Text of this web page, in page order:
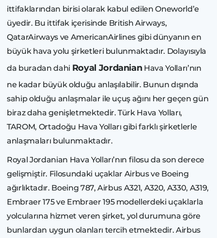
ittifaklarından birisi olarak kabul edilen Oneworld’e
üyedir. Bu ittifak içerisinde British Airways,
QatarAirways ve AmericanAirlines gibi dünyanın en
büyük hava yolu şirketleri bulunmaktadır. Dolayısıyla
da buradan dahi Royal JordanianHava Yolları’nın
ne kadar büyük olduğu anlaşılabilir. Bunun dışında
sahip olduğu anlaşmalar ile uçuş ağını her geçen gün
biraz daha genişletmektedir. Türk Hava Yolları,
TAROM, Ortadoğu Hava Yolları gibi farklı şirketlerle
anlaşmaları bulunmaktadır.
Royal Jordanian Hava Yolları’nın filosu da son derece
gelişmiştir. Filosundaki uçaklar Airbus ve Boeing
ağırlıktadır. Boeing 787, Airbus A321, A320, A330, A319,
Embraer 175 ve Embraer 195 modellerdeki uçaklarla
yolcularına hizmet veren şirket, yol durumuna göre
bunlardan uygun olanları tercih etmektedir. Airbus